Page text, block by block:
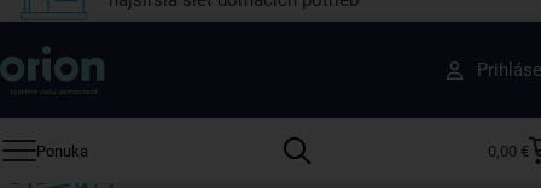
Ponuka 0,00 €
Získajte rady, recepty a tipy na zľavy skôr ako
ktokoľvek iný
Prihláste sa k odberu nášho newslettera.